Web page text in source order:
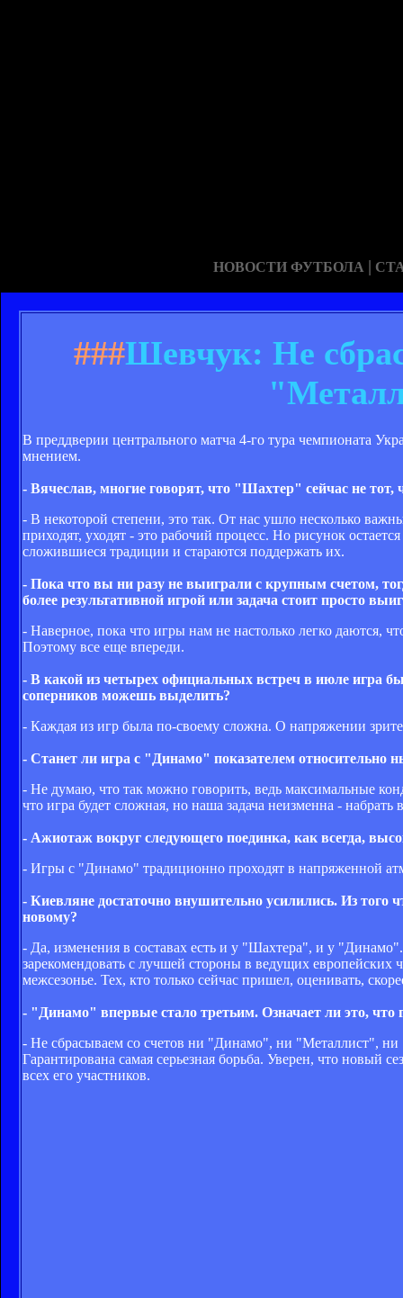
НОВОСТИ ФУТБОЛА |
###Шевчук: Не
В преддверии центрального матча 4-го тура чемпионата
мнением.
- Вячеслав, многие говорят, что "Шахтер" сейчас не
- В некоторой степени, это так. От нас ушло несколько
приходят, уходят - это рабочий процесс. Но рисунок
сложившиеся традиции и стараются поддержать их.
- Пока что вы ни разу не выиграли с крупным счетом,
более результативной игрой или задача стоит просто
- Наверное, пока что игры нам не настолько легко даются,
Поэтому все еще впереди.
- В какой из четырех официальных встреч в июле игра
соперников можешь выделить?
- Каждая из игр была по-своему сложна. О напряжении
- Станет ли игра с "Динамо" показателем относительно
- Не думаю, что так можно говорить, ведь максимальные
что игра будет сложная, но наша задача неизменна - набрать
- Ажиотаж вокруг следующего поединка, как всегда,
- Игры с "Динамо" традиционно проходят в напряженной
- Киевляне достаточно внушительно усилились. Из того
новому?
- Да, изменения в составах есть и у "Шахтера", и у
зарекомендовать с лучшей стороны в ведущих
межсезонье. Тех, кто только сейчас пришел, оценивать,
- "Динамо" впервые стало третьим. Означает ли это,
- Не сбрасываем со счетов ни "Динамо", ни "Металлист", ни
Гарантирована самая серьезная борьба. Уверен, что новый
всех его участников.